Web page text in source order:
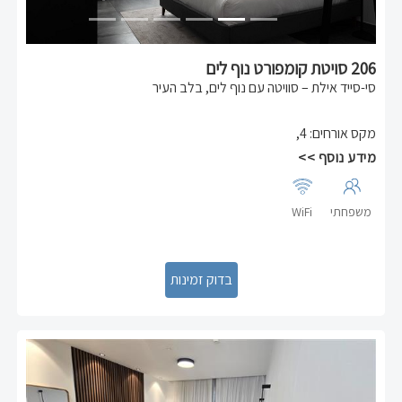
206 סויטת קומפורט נוף לים
סי-סייד אילת – סוויטה עם נוף לים, בלב העיר
נוף לים – מול הקניון ובמרחק הליכה קצר מהים, מהטיילת
הסוויטה מתאימה לזוגות או למשפחות עד 4 נפשות וכוללת:
✔ חדר שינה עם מיטה זוגית
✔ סלון עם ספה נפתחת
המקום המושלם לחופשה באילת – שקט, מרכזי ומלא סטייל.
מקס אורחים:
4
,
מידע נוסף >>
משפחתי WiFi